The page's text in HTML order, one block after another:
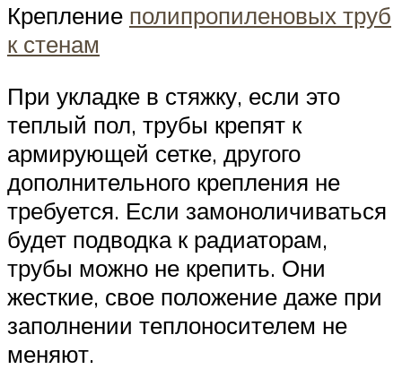
Крепление полипропиленовых труб
к стенам
При укладке в стяжку, если это
теплый пол, трубы крепят к
армирующей сетке, другого
дополнительного крепления не
требуется. Если замоноличиваться
будет подводка к радиаторам,
трубы можно не крепить. Они
жесткие, свое положение даже при
заполнении теплоносителем не
меняют.